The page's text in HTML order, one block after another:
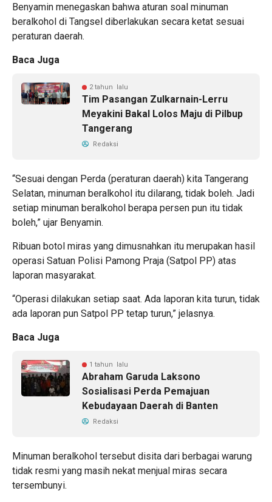
Benyamin menegaskan bahwa aturan soal minuman
beralkohol di Tangsel diberlakukan secara ketat sesuai
peraturan daerah.
Baca Juga
2 tahun lalu
Tim Pasangan Zulkarnain-Lerru
Meyakini Bakal Lolos Maju di Pilbup
Tangerang
Redaksi
“Sesuai dengan Perda (peraturan daerah) kita Tangerang
Selatan, minuman beralkohol itu dilarang, tidak boleh. Jadi
setiap minuman beralkohol berapa persen pun itu tidak
boleh,” ujar Benyamin.
Ribuan botol miras yang dimusnahkan itu merupakan hasil
operasi Satuan Polisi Pamong Praja (Satpol PP) atas
laporan masyarakat.
“Operasi dilakukan setiap saat. Ada laporan kita turun, tidak
ada laporan pun Satpol PP tetap turun,” jelasnya.
Baca Juga
1 tahun lalu
Abraham Garuda Laksono
Sosialisasi Perda Pemajuan
Kebudayaan Daerah di Banten
Redaksi
Minuman beralkohol tersebut disita dari berbagai warung
tidak resmi yang masih nekat menjual miras secara
tersembunyi.